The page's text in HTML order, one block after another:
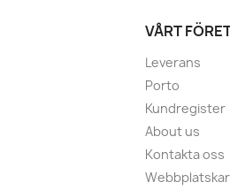
VÅRT
Leverans
Porto
Kundregister
About us
Kontakta oss